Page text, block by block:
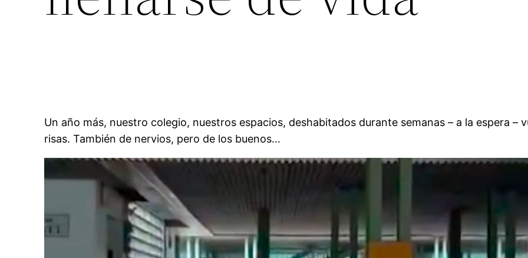
Un año más, nuestro colegio, nuestros espacios, deshabitados durante semanas – a la espera –
risas. También de nervios, pero de los buenos…